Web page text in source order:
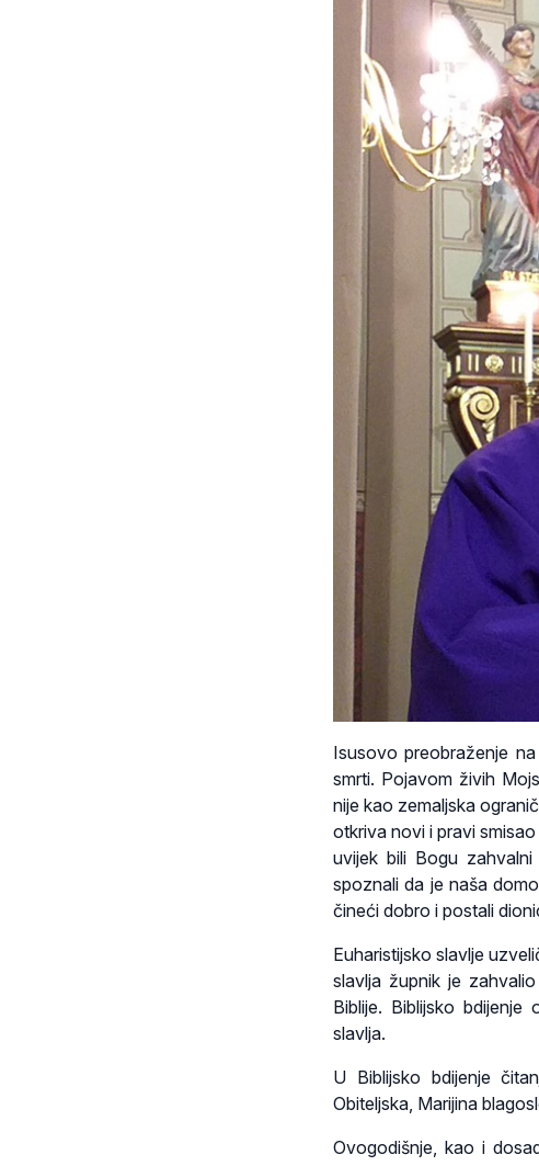
Isusovo preobraženje
smrti. Pojavom živih
nije kao zemaljska
otkriva novi i pravi
uvijek bili Bogu
spoznali da je naša
čineći dobro i postali
Euharistijsko slavlje
slavlja župnik je
Biblije. Biblijsko
slavlja.
U Biblijsko bdijenje
Obiteljska, Marijina
Ovogodišnje, kao i